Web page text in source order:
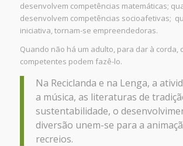
desenvolvem competências matemáticas;
desenvolvem competências socioafetivas;
iniciativa, tornam-se empreendedoras.
Quando não há um adulto, para dar à corda,
competentes podem fazê-lo.
Na Reciclanda e na Lenga, a
a música, as literaturas de
sustentabilidade, o
diversão unem-se para a
recreios.